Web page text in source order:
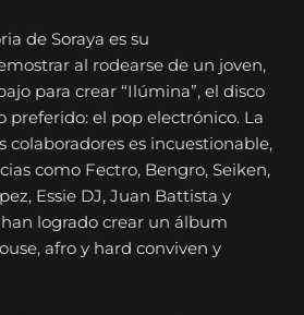
de Soraya es su
al rodearse de un joven,
para crear “Ilúmina”, el disco
preferido: el pop electrónico. La
es incuestionable,
como Fectro, Bengro, Seiken,
Essie DJ, Juan Battista y
logrado crear un álbum
afro y hard conviven y